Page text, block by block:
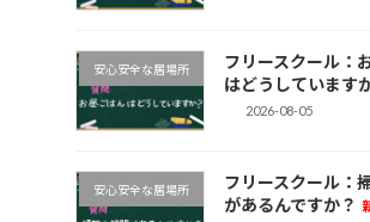
安心安全な居場所
フリースクール：
はどうしています
2026-08-05
安心安全な居場所
フリースクール：
があるんですか？